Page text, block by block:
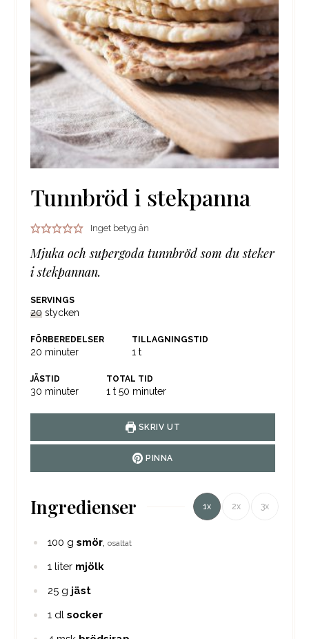
Tunnbröd i stekpanna
Inget betyg än
Mjuka och supergoda tunnbröd som du steker
i stekpannan.
SERVINGS
20 stycken
FÖRBEREDELSER
20 minuter
minuter
TILLAGNINGSTID
1 timme
t
JÄSTID
30 minuter
minuter
TOTAL TID
1 timme
t 50 minuter
minuter
SKRIV UT
PINNA
Ingredienser 1x 2x 3x
100 g smör, osaltat
1 liter mjölk
25 g jäst
1 dl socker